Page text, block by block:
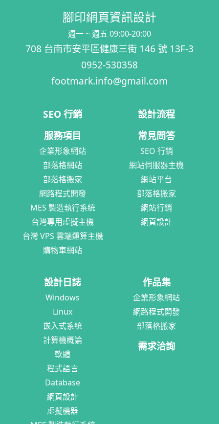
腳印網頁資訊設計
週一 ~ 週五 09:00-20:00
708 台南市安平區健康三街 146 號 13F-3
0952-530358
footmark.info@gmail.com
SEO 行銷
服務項目
企業形象網站
部落格網站
部落格搬家
網路程式開發
MES 製造執行系統
台灣專用虛擬主機
台灣 VPS 雲端運算主機
購物車網站
設計流程
常見問答
SEO 行銷
網站伺服器主機
網站平台
部落格搬家
網站行銷
網頁設計
設計日誌
Windows
Linux
嵌入式系統
計算機概論
軟體
程式語言
Database
網頁設計
虛擬機器
作品集
企業形象網站
網路程式開發
部落格搬家
需求洽詢